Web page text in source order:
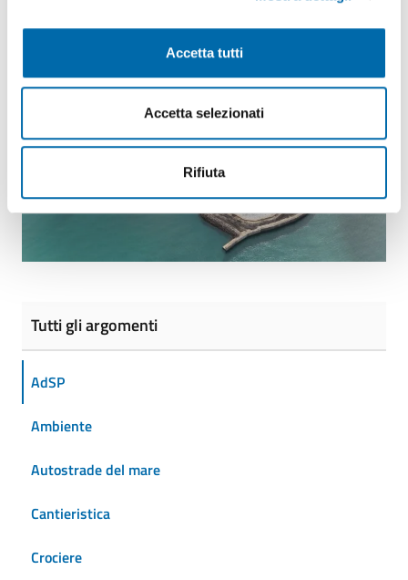
Accetta tutti
Accetta selezionati
Rifiuta
Condividi Vedi azioni
Tutti gli argomenti
AdSP
Ambiente
Autostrade del mare
Cantieristica
Crociere